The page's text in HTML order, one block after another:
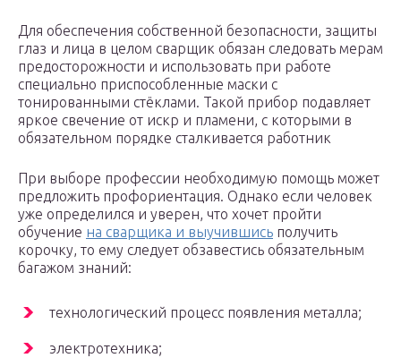
Для обеспечения собственной безопасности, защиты
глаз и лица в целом сварщик обязан следовать мерам
предосторожности и использовать при работе
специально приспособленные маски с
тонированными стёклами. Такой прибор подавляет
яркое свечение от искр и пламени, с которыми в
обязательном порядке сталкивается работник
При выборе профессии необходимую помощь может
предложить профориентация. Однако если человек
уже определился и уверен, что хочет пройти
обучение на сварщика и выучившись получить
корочку, то ему следует обзавестись обязательным
багажом знаний:
технологический процесс появления металла;
электротехника;